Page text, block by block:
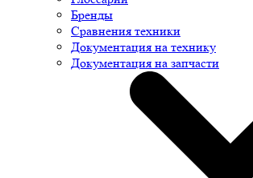
Бренды
Сравнения техники
Документация на технику
Документация на запчасти